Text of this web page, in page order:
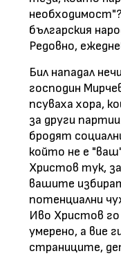
българския
Редовно,
Бил нападал
господин
псуваха хора,
за други
бродят
който не е
Христов тук,
вашите
потенциални
Иво Христов го
умерено, а вие
страниците,